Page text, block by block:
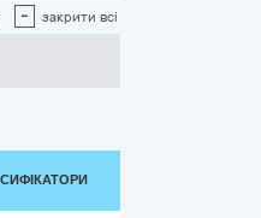
- закрити всі